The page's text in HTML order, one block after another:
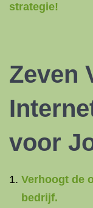
strategie!
Zeven
voor
Verhoogt de
bedrijf.